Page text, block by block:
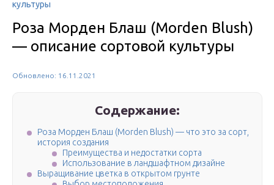
культуры
Роза Морден Блаш (Morden Blush)
— описание сортовой культуры
Обновлено: 16.11.2021
Содержание:
Роза Морден Блаш (Morden Blush) — что это за сорт,
история создания
Преимущества и недостатки сорта
Использование в ландшафтном дизайне
Выращивание цветка в открытом грунте